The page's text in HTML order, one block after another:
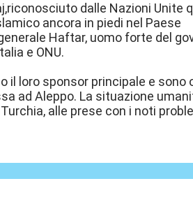
dalle Nazioni Unite
ancora in piedi nel Paese
Haftar, uomo forte del
e ONU.
il loro sponsor principale e sono
ad Aleppo. La situazione
alle prese con i noti